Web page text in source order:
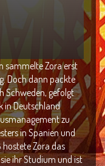
sammelte Zora erst
Doch dann packte
Schweden, gefolgt
in Deutschland
zu
in Spanien und
hostete Zora das
ihr Studium und ist